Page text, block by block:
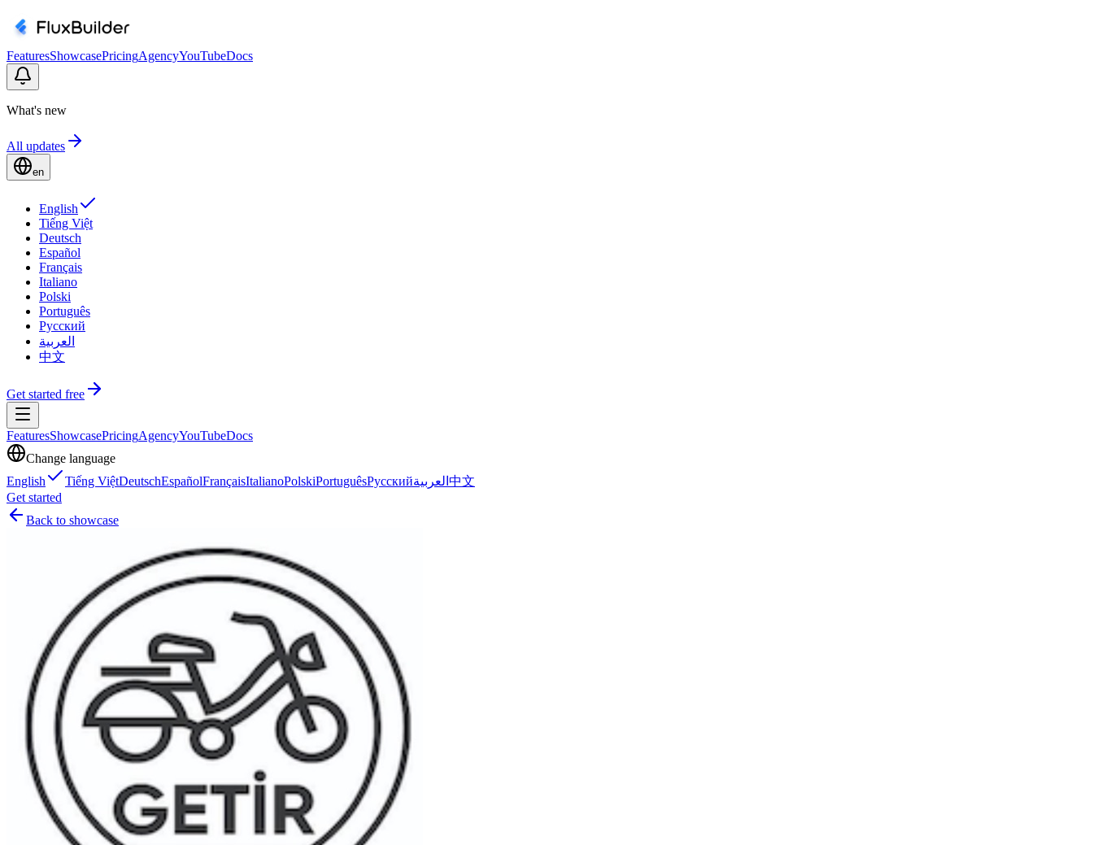
FeaturesShowcasePricingAgencyYouTubeDocs
What's new
All updates
en
English
Tiếng Việt
Deutsch
Español
Français
Italiano
Polski
Português
Русский
العربية
中文
Get started free
FeaturesShowcasePricingAgencyYouTubeDocs
Change language
English
Tiếng ViệtDeutschEspañolFrançaisItalianoPolskiPortuguêsРусскийالعربية 中文
Get started
Back to showcase